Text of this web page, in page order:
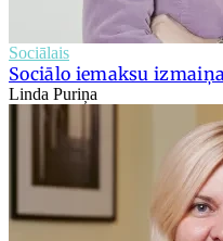
Sociālais
Sociālo iemaksu
Linda Puriņa